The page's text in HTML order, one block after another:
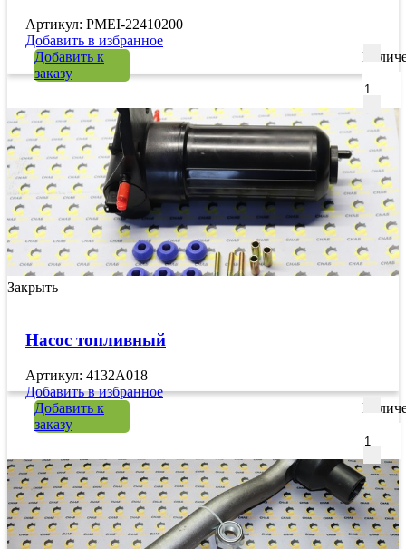
Артикул: PMEI-22410200
Добавить в избранное
Добавить к
заказу
Закрыть
Насос топливный
Артикул: 4132A018
Добавить в избранное
Добавить к
заказу